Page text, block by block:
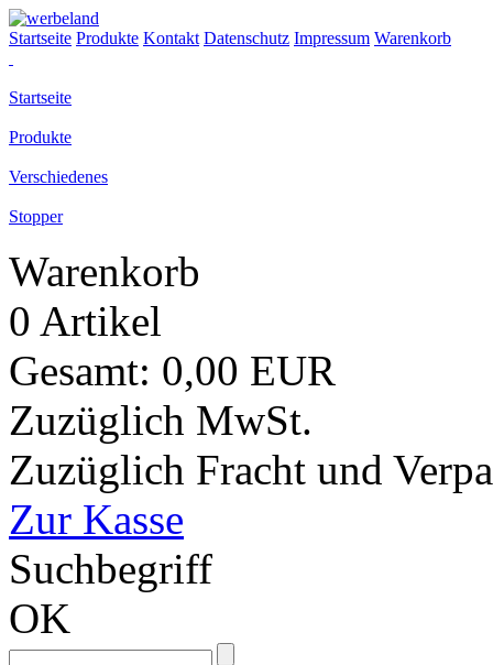
Startseite Produkte Kontakt Datenschutz Impressum Warenkorb
Startseite
Produkte
Verschiedenes
Stopper
Warenkorb
0 Artikel
Gesamt: 0,00 EUR
Zuzüglich MwSt.
Zuzüglich Fracht und
Zur Kasse
Suchbegriff
OK